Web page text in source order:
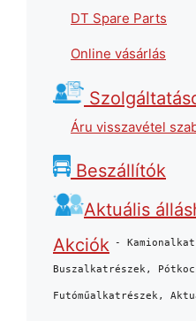
DT Spare Parts
Online vásárlás
Áru visszavétel
Beszállítók
Aktuális
Akciók
-
Buszalkatrészek,
Futóműalkatrészek,